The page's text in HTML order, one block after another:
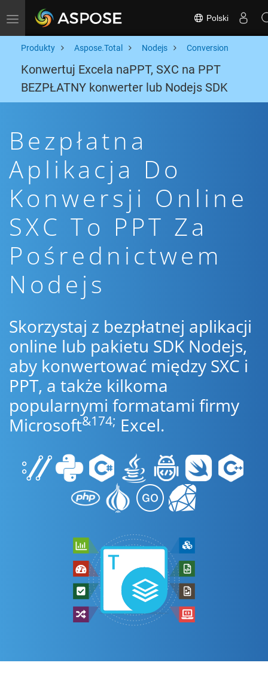
Toggle navigation Polski
Produkty Aspose.Total Nodejs Conversion
Konwertuj Excela naPPT, SXC na PPT
BEZPŁATNY konwerter lub Nodejs SDK
Bezpłatna
Aplikacja Do
Konwersji Online
SXC To PPT Za
Pośrednictwem
Nodejs
Skorzystaj z bezpłatnej aplikacji
online lub pakietu SDK Nodejs,
aby konwertować między SXC i
PPT, a także kilkoma
popularnymi formatami firmy
Microsoft&174; Excel.